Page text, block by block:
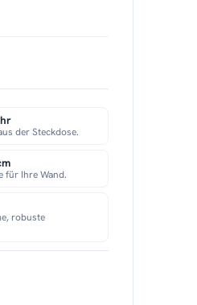
der Steckdose.
für Ihre Wand.
robuste